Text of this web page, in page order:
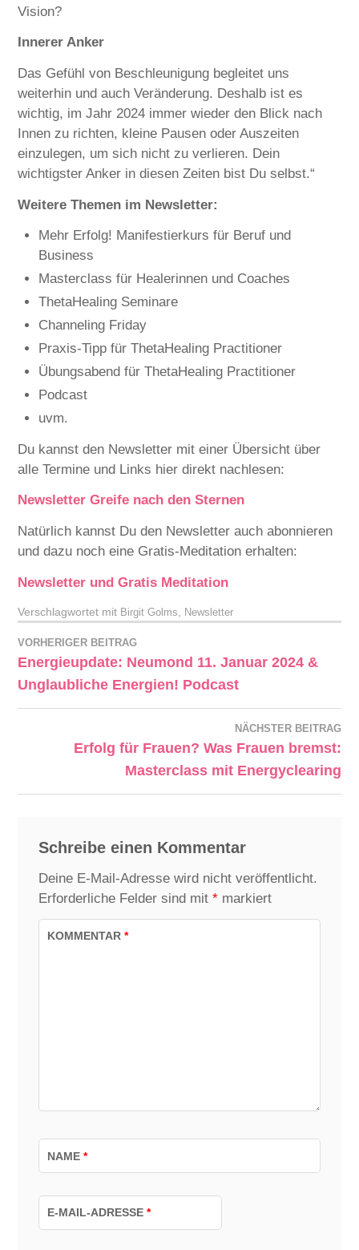
Vision?
Innerer Anker
Das Gefühl von Beschleunigung begleitet uns
weiterhin und auch Veränderung. Deshalb ist es
wichtig, im Jahr 2024 immer wieder den Blick nach
Innen zu richten, kleine Pausen oder Auszeiten
einzulegen, um sich nicht zu verlieren. Dein
wichtigster Anker in diesen Zeiten bist Du selbst.“
Weitere Themen im Newsletter:
Mehr Erfolg! Manifestierkurs für Beruf und
Business
Masterclass für Healerinnen und Coaches
ThetaHealing Seminare
Channeling Friday
Praxis-Tipp für ThetaHealing Practitioner
Übungsabend für ThetaHealing Practitioner
Podcast
uvm.
Du kannst den Newsletter mit einer Übersicht über
alle Termine und Links hier direkt nachlesen:
Newsletter Greife nach den Sternen
Natürlich kannst Du den Newsletter auch abonnieren
und dazu noch eine Gratis-Meditation erhalten:
Newsletter und Gratis Meditation
Verschlagwortet mit Birgit Golms Newsletter
VORHERIGER BEITRAG
Energieupdate: Neumond 11. Januar 2024 &
Unglaubliche Energien! Podcast
NÄCHSTER BEITRAG
Erfolg für Frauen? Was Frauen bremst:
Masterclass mit Energyclearing
Schreibe einen Kommentar
Deine E-Mail-Adresse wird nicht veröffentlicht.
Erforderliche Felder sind mit *markiert
KOMMENTAR*
NAME*
E-MAIL-ADRESSE*